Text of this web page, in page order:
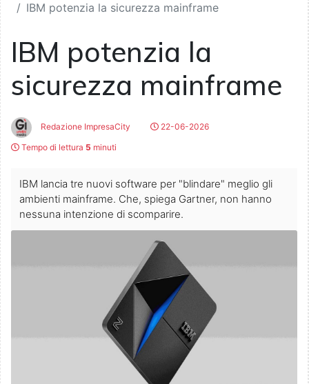
IBM potenzia la sicurezza mainframe
IBM potenzia la
sicurezza mainframe
Redazione ImpresaCity
22-06-2026
Tempo di lettura 5 minuti
IBM lancia tre nuovi software per "blindare" meglio gli
ambienti mainframe. Che, spiega Gartner, non hanno
nessuna intenzione di scomparire.